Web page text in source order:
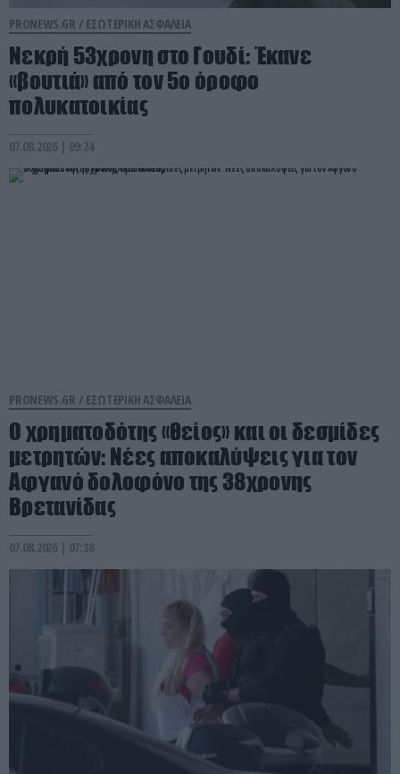
PRONEWS.GR / ΕΣΩΤΕΡΙΚΗ ΑΣΦΑΛΕΙΑ
Νεκρή 53χρονη στο Γουδί: Έκανε
«βουτιά» από τον 5ο όροφο
πολυκατοικίας
07.08.2026 | 09:24
PRONEWS.GR / ΕΣΩΤΕΡΙΚΗ ΑΣΦΑΛΕΙΑ
Ο χρηματοδότης «θείος» και οι δεσμίδες
μετρητών: Νέες αποκαλύψεις για τον
Αφγανό δολοφόνο της 38χρονης
Βρετανίδας
07.08.2026 | 07:38